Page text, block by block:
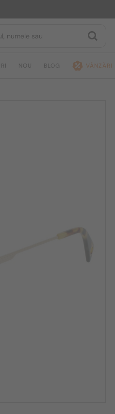
NOU BLOG VÂNZĂRI